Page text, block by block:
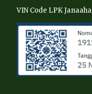
VIN Code LPK Janaaha